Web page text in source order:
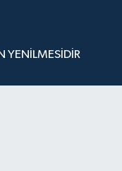
YENİLMESİDİR